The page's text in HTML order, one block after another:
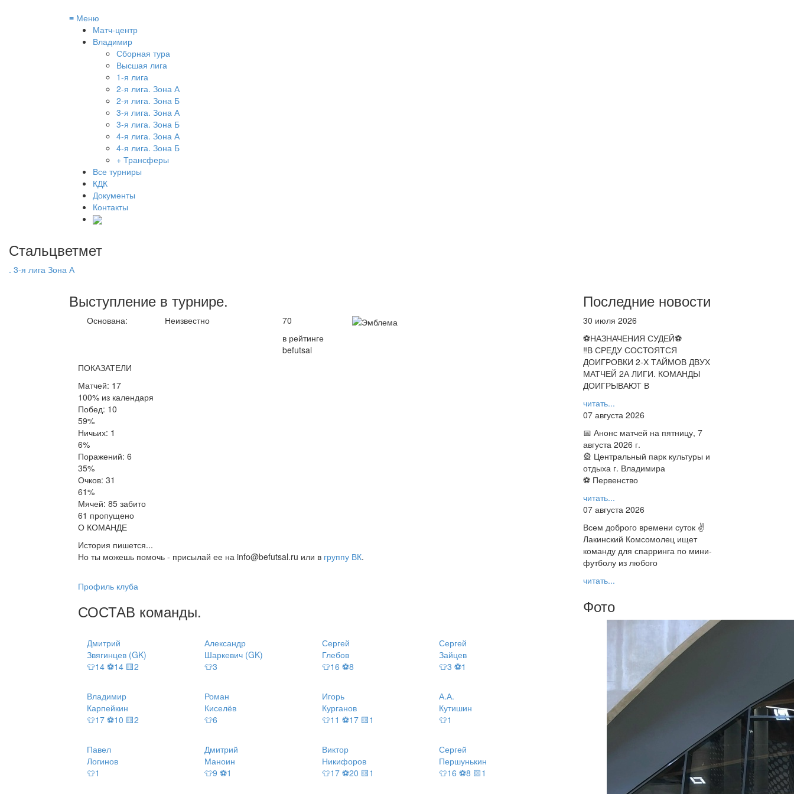
≡ Меню
Матч-центр
Владимир
Сборная тура
Высшая лига
1-я лига
2-я лига. Зона А
2-я лига. Зона Б
3-я лига. Зона А
3-я лига. Зона Б
4-я лига. Зона А
4-я лига. Зона Б
+ Трансферы
Все турниры
КДК
Документы
Контакты
Стальцветмет
. 3-я лига Зона А
Выступление в турнире.
Основана: Неизвестно
70
в рейтинге
befutsal
ПОКАЗАТЕЛИ
Матчей: 17
100% из календаря
Побед: 10
59%
Ничьих: 1
6%
Поражений: 6
35%
Очков: 31
61%
Мячей: 85 забито
61 пропущено
О КОМАНДЕ
История пишется...
Но ты можешь помочь - присылай ее на info@befutsal.ru или в группу ВК.
Профиль клуба
СОСТАВ команды.
Дмитрий
Звягинцев (GK)
👕14 ⚽14 🟨2
Александр
Шаркевич (GK)
👕3
Сергей
Глебов
👕16 ⚽8
Сергей
Зайцев
👕3 ⚽1
Владимир
Карпейкин
👕17 ⚽10 🟨2
Роман
Киселёв
👕6
Игорь
Курганов
👕11 ⚽17 🟨1
А.А.
Кутишин
👕1
Павел
Логинов
👕1
Дмитрий
Маноин
👕9 ⚽1
Виктор
Никифоров
👕17 ⚽20 🟨1
Сергей
Першунькин
👕16 ⚽8 🟨1
Последние новости
30 июля 2026
⚽НАЗНАЧЕНИЯ СУДЕЙ⚽
‼В СРЕДУ СОСТОЯТСЯ
ДОИГРОВКИ 2-Х ТАЙМОВ ДВУХ
МАТЧЕЙ 2А ЛИГИ. КОМАНДЫ
ДОИГРЫВАЮТ В
читать...
07 августа 2026
📅 Анонс матчей на пятницу, 7
августа 2026 г.
🎡 Центральный парк культуры и
отдыха г. Владимира
⚽ Первенство
читать...
07 августа 2026
Всем доброго времени суток ✌
Лакинский Комсомолец ищет
команду для спарринга по мини-
футболу из любого
читать...
Фото